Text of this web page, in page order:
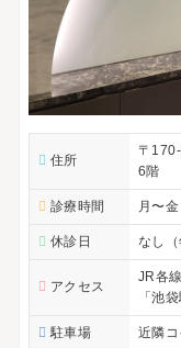
住所
〒
6階
診療時間 月〜
休診日 なし（
アクセス
JR各
「池
駐車場 近隣